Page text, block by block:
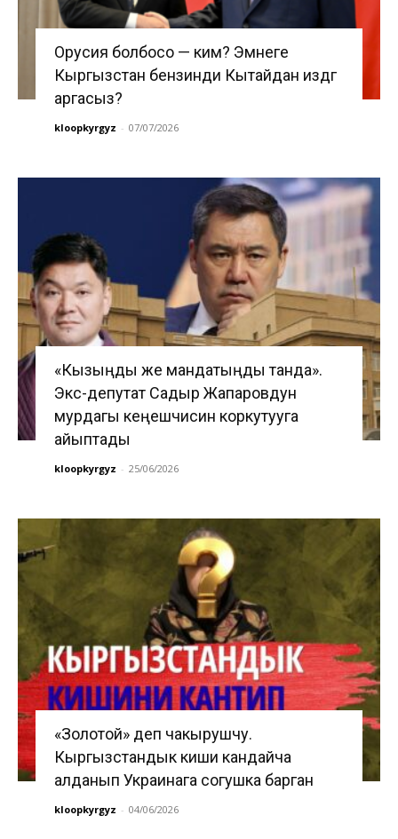
Орусия болбосо — ким? Эмнеге
Кыргызстан бензинди Кытайдан издөөгө
аргасыз?
kloopkyrgyz - 07/07/2026
«Кызыңды же мандатыңды танда».
Экс-депутат Садыр Жапаровдун
мурдагы кеңешчисин коркутууга
айыптады
kloopkyrgyz - 25/06/2026
«Золотой» деп чакырушчу.
Кыргызстандык киши кандайча
алданып Украинага согушка барган
kloopkyrgyz - 04/06/2026